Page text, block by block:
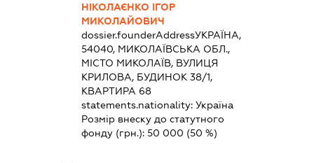
НІКОЛАЄНКО ІГОР
МИКОЛАЙОВИЧ
dossier.founderAddressУКРАЇНА,
54040, МИКОЛАЇВСЬКА ОБЛ.,
МІСТО МИКОЛАЇВ, ВУЛИЦЯ
КРИЛОВА, БУДИНОК 38/1,
КВАРТИРА 68
statements.nationality:Україна
Розмір внеску до статутного
фонду (грн.):50 000 (50 %)